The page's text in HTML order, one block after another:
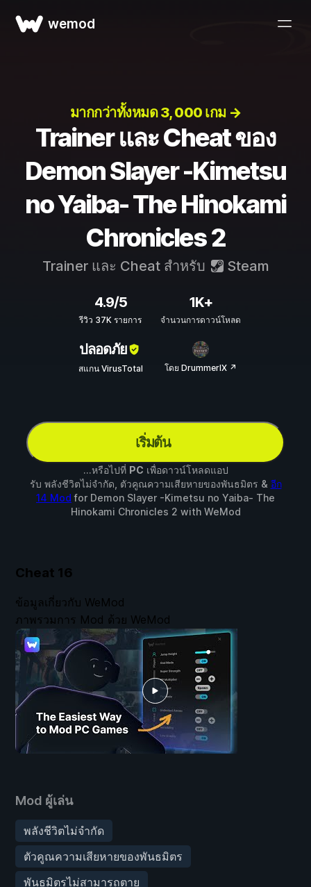
wemod
มากกว่าทั้งหมด 3, 000 เกม →
Trainer และ Cheat ของ
Demon Slayer -Kimetsu
no Yaiba- The Hinokami
Chronicles 2
Trainer และ Cheat สำหรับ Steam
4.9/5
รีวิว 37K รายการ
1K+
จำนวนการดาวน์โหลด
ปลอดภัย
สแกน VirusTotal โดย DrummerIX ↗
เริ่มต้น
...หรือไปที่ PC เพื่อดาวน์โหลดแอป
รับ พลังชีวิตไม่จำกัด, ตัวคูณความเสียหายของพันธมิตร & อีก
14 Mod for Demon Slayer -Kimetsu no Yaiba- The
Hinokami Chronicles 2 with WeMod
Cheat 16
Mod ผู้เล่น
พลังชีวิตไม่จำกัด
ตัวคูณความเสียหายของพันธมิตร
พันธมิตรไม่สามารถตาย
ข้อมูลเกี่ยวกับ WeMod
ภาพรวมการ Mod ด้วย WeMod